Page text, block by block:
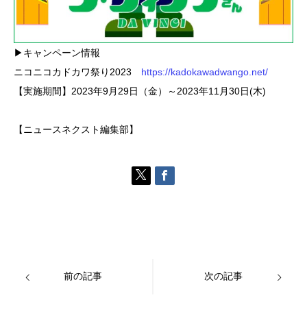
▶キャンペーン情報
ニコニコカドカワ祭り2023 https://kadokawadwango.net/
【実施期間】2023年9月29日（金）～2023年11月30日(木)
【ニュースネクスト編集部】
前の記事 次の記事